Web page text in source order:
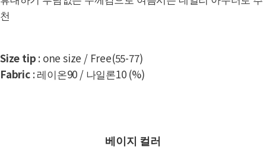
천
Size tip : one size / Free(55-77)
Fabric: 레이온90 / 나일론10 (%)
베이지 컬러